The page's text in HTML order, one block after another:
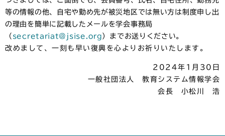
等の情報の他、自宅や勤め先が被災地区では無い方は制度申し出
の理由を簡単に記載したメールを学会事務局
（ secretariat@jsise.org ）までお送りください。
改めまして、一刻も早い復興を心よりお祈りいたします。
2024年1月30日
一般社団法人 教育システム情報学会
会長 小松川 浩